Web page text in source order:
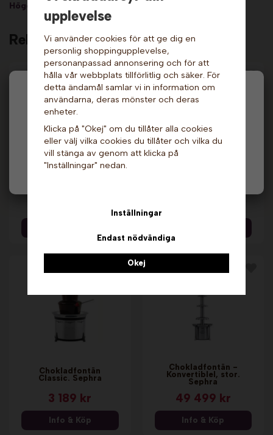
Hej och välkommen till Gottes!
Hos oss får alla handla men välj privatperson (inkl.
moms) eller företag (exkl. moms) för hur våra priser
ska visas.
Privat
Högerklicka och kopiera adressen
Relaterade produkter
Chokladfontän
Classic. Sephra
3 189 kr
Info & Köp
Chokladfontän -
Konvertiblel, stor.
Sephra
49 499 kr
Info & Köp
upplevelse
Vi använder cookies för att ge dig en
personlig shoppingupplevelse,
personanpassad annonsering och för att
hålla vår webbplats tillförlitlig och säker. För
detta ändamål samlar vi in information om
användarna, deras mönster och deras
enheter.
Klicka på "Okej" om du tillåter alla cookies
eller välj vilka cookies du tillåter och vilka du
vill stänga av genom att klicka på
"Inställningar" nedan.
Inställningar
Endast nödvändiga
Okej